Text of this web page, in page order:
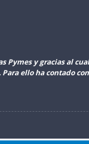
Pymes y gracias al
ello ha contado con